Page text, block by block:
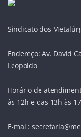
Sindicato dos
Endereço: Av. David
Leopoldo
Horário de
às 12h e das 13h às
E-mail: